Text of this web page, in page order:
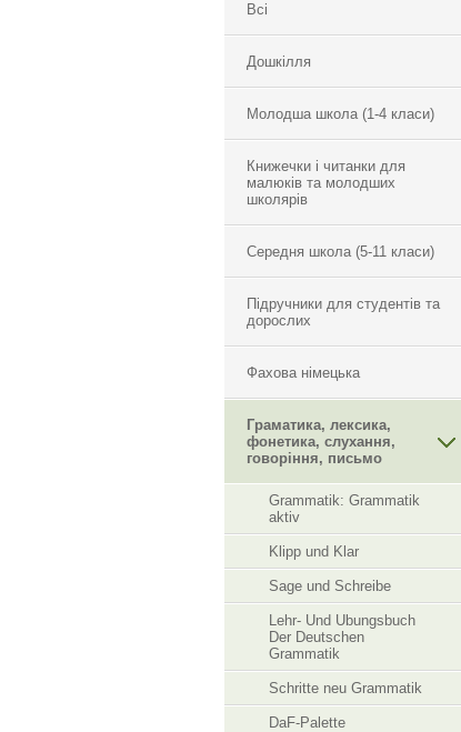
Всі
Дошкілля
Молодша школа (1-4 класи)
Книжечки і читанки для
малюків та молодших
школярів
Середня школа (5-11 класи)
Підручники для студентів та
дорослих
Фахова німецька
Граматика, лексика,
фонетика, слухання,
говоріння, письмо
Grammatik: Grammatik
aktiv
Klipp und Klar
Sage und Schreibe
Lehr- Und Ubungsbuch
Der Deutschen
Grammatik
Schritte neu Grammatik
DaF-Palette